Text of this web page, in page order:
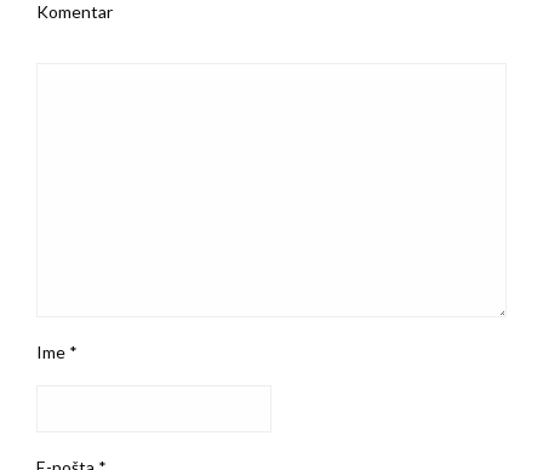
Komentar
Ime *